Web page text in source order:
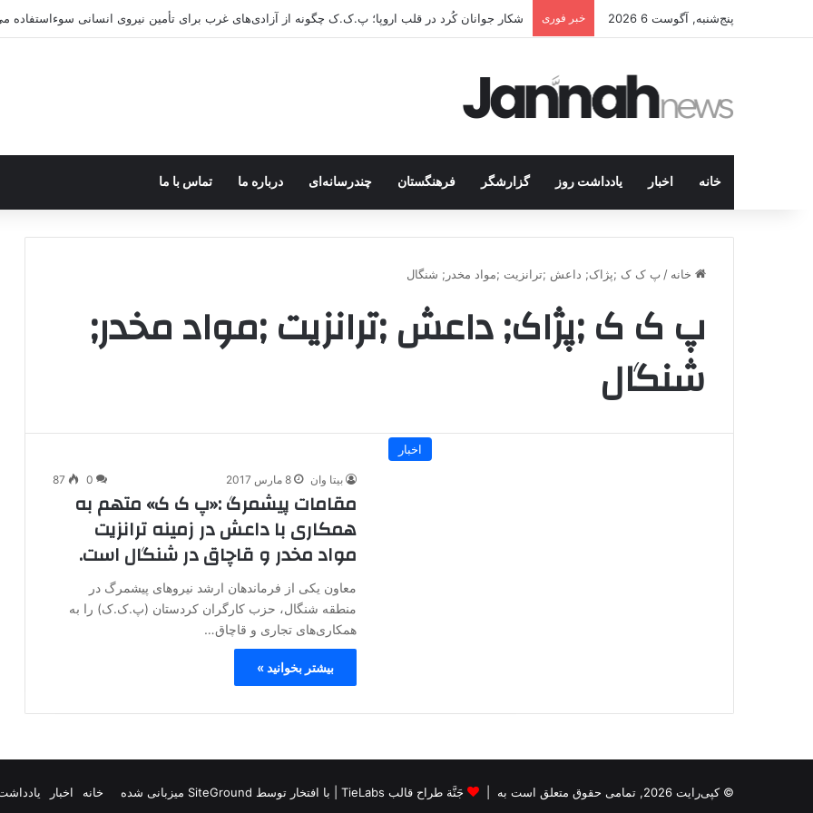
پنج‌شنبه, آگوست 6 2026 خبر فوری شکار جوانان کُرد در قلب اروپا؛ پ.ک.ک چگونه از آزادی‌های غرب برای تأمین نیروی انسانی سوءاستفاده
خانه اخبار یادداشت روز گزارشگر فرهنگستان چندرسانه‌ای درباره ما تماس با ما
خانه / پ ک ک ;پژاک; داعش ;ترانزیت ;مواد مخدر; شنگال
پ ک ک ;پژاک; داعش ;ترانزیت ;مواد مخدر;
شنگال
اخبار
بیتا وان 8 مارس 2017 0
87
مقامات پیشمرگ :«پ ک ک» متهم به
همکاری با داعش در زمینه ترانزیت
مواد مخدر و قاچاق در شنگال است.
معاون یکی از فرماندهان ارشد نیروهای پیشمرگ در
منطقه شنگال، حزب کارگران کردستان (پ.ک.ک) را به
همکاری‌های تجاری و قاچاق…
بیشتر بخوانید »
© کپی‌رایت 2026, تمامی حقوق متعلق است به | جَنَّة طراح قالب TieLabs | با افتخار توسط SiteGround میزبانی شده خانه اخبار